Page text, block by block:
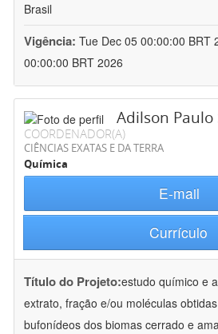
Brasil
Vigência: Tue Dec 05 00:00:00 BRT
00:00:00 BRT 2026
Adilson
COORDENADOR(A)
CIÊNCIAS EXATAS E DA TERRA
Química
E-mail
Currículo
Título do Projeto:estudo químico e
extrato, fração e/ou moléculas
bufonídeos dos biomas cerrado e